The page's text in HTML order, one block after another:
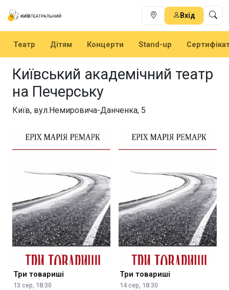
Вхід
Театр Дітям Концерти Stand-up
Київський академічний театр
на Печерську
Київ, вул.Немировича-Данченка, 5
Три товариші
13 сер, 18:30
Три товариші
14 сер, 18:30